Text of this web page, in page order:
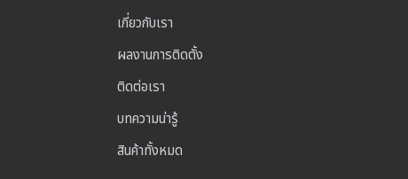
เกี่ยวกับเรา
ผลงานการติดตั้ง
ติดต่อเรา
บทความน่ารู้
สินค้าทั้งหมด